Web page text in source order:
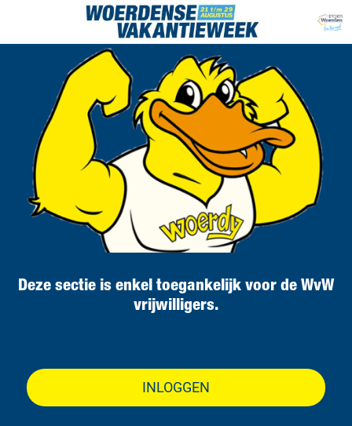
Deze sectie is enkel toegankelijk voor de WvW
vrijwilligers.
INLOGGEN